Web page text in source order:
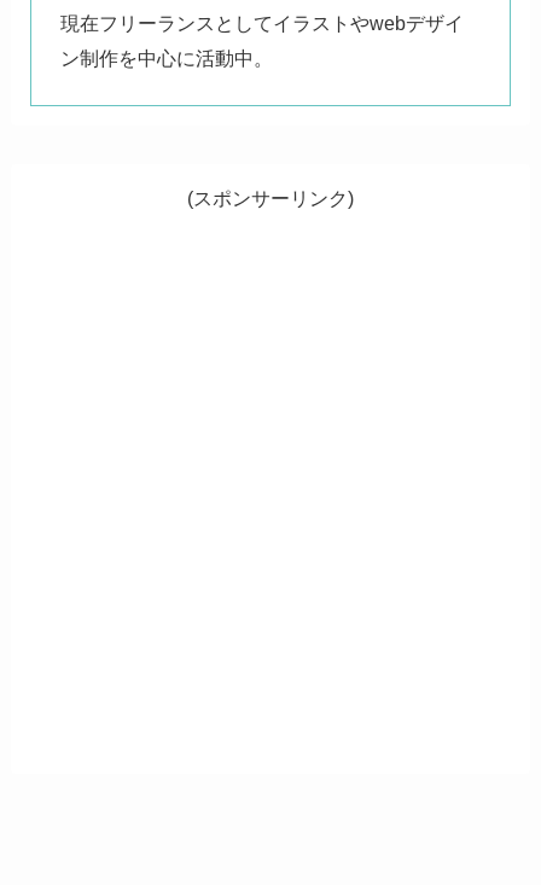
現在フリーランスとしてイラストやwebデザイ
ン制作を中心に活動中。
(スポンサーリンク)